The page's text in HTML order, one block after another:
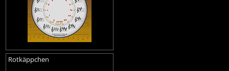
Rotkäppchen